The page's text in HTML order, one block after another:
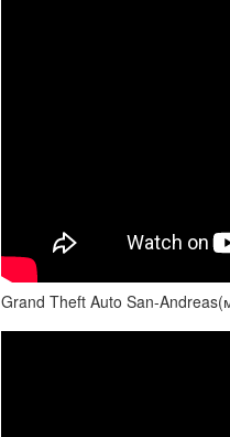
Grand Theft Auto San-